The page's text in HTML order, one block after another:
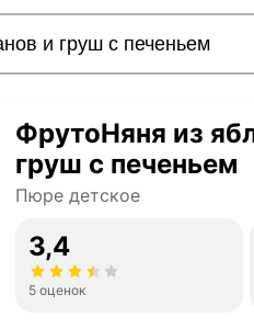
ФрутоНяня из
груш с печеньем
Пюре детское
3,4
5 оценок